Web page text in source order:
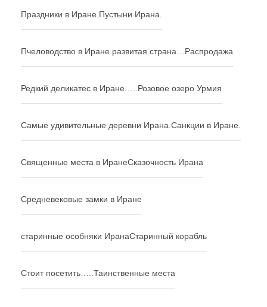
Праздники в Иране. Пустыни Ирана.
Пчеловодство в Иране. развитая страна… Распродажа
Редкий деликатес в Иране….. Розовое озеро Урмия
Самые удивительные деревни Ирана. Санкции в Иране.
Священные места в ИранеСказочность Ирана
Средневековые замки в Иране
старинные особняки ИранаСтаринный корабль
Стоит посетить….. Таинственные места